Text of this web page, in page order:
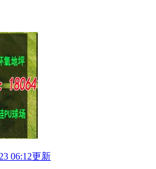
06:12更新